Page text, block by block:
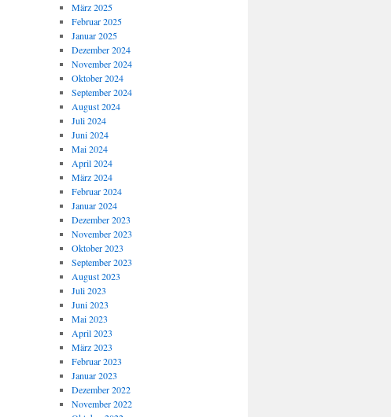
März 2025
Februar 2025
Januar 2025
Dezember 2024
November 2024
Oktober 2024
September 2024
August 2024
Juli 2024
Juni 2024
Mai 2024
April 2024
März 2024
Februar 2024
Januar 2024
Dezember 2023
November 2023
Oktober 2023
September 2023
August 2023
Juli 2023
Juni 2023
Mai 2023
April 2023
März 2023
Februar 2023
Januar 2023
Dezember 2022
November 2022